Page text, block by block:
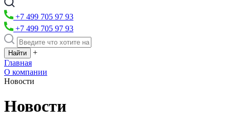
+7 499 705 97 93
+7 499 705 97 93
+
Главная
О компании
Новости
Новости